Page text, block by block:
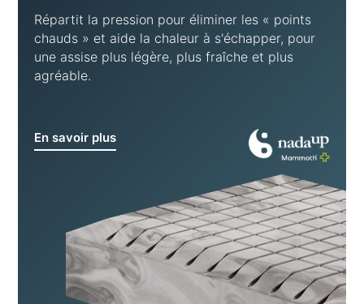
Répartit la pression pour éliminer les « points
chauds » et aide la chaleur à s'échapper, pour
une assise plus légère, plus fraîche et plus
agréable.
En savoir plus